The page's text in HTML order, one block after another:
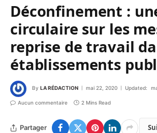
Déconfinement :
circulaire sur les
reprise de travail
établissements
By LA RÉDACTION mai 22, 2020 Updated:
Aucun commentaire 2 Mins Read
Partager